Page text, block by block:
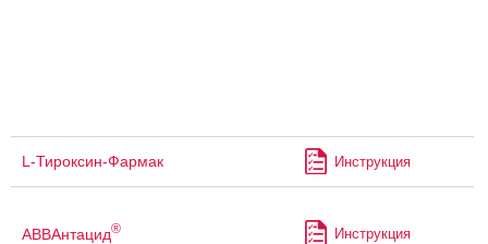
L-Тироксин-Фармак Инструкция
АВВАнтацид® Инструкция